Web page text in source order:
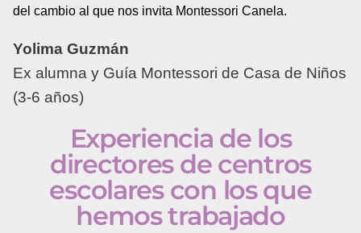
del cambio al que nos invita Montessori Canela.
Yolima Guzmán
Ex alumna y Guía Montessori de Casa de Niños
(3-6 años)
Experiencia de los
directores de centros
escolares con los que
hemos trabajado